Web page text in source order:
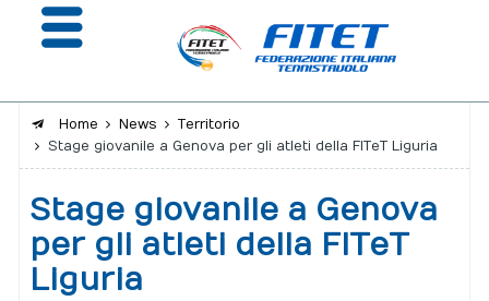
La Federazione
Affiliazione e Tesseramento
Giustizia
Home News
Territorio
Stage giovanile a Genova per gli atleti della FITeT Liguria
Stage giovanile a Genova
per gli atleti della FITeT
Liguria